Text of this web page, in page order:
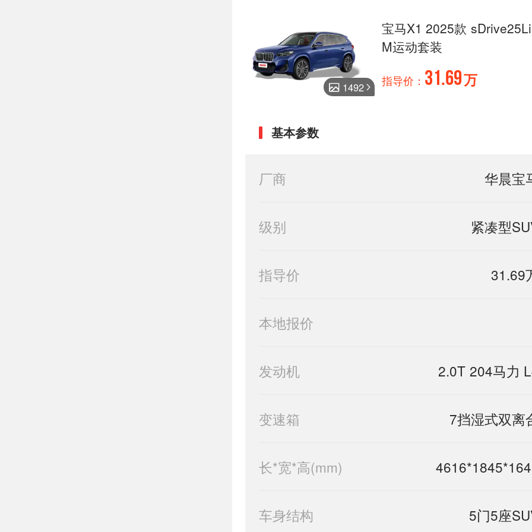
1492
宝马X1 2025款 sDrive25Li
M运动套装
指导价： 31.69万
基本参数
厂商 华晨宝
级别 紧凑型
指导价 31.69
本地报价
发动机 2.0T 204马力
变速箱 7挡湿式双离
长*宽*高(mm)
车身结构 5门5座